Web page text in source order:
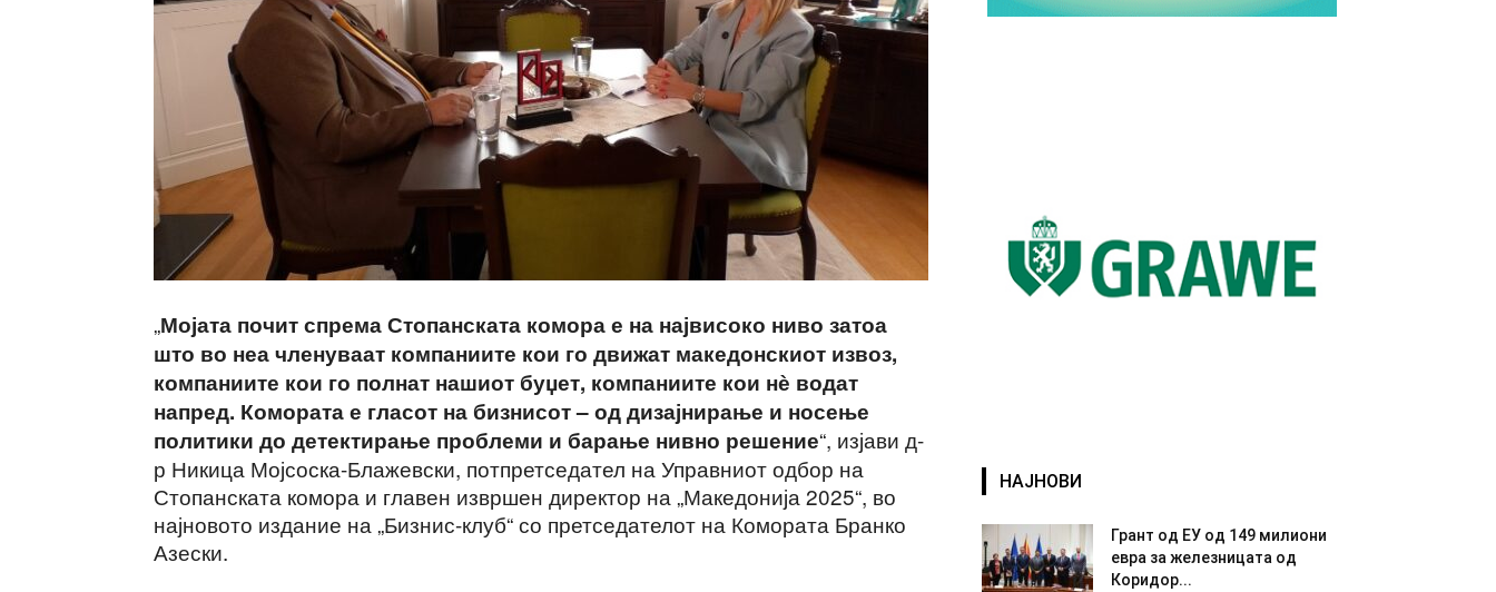
„Мојата почит спрема Стопанската комора е на највисоко ниво затоа
што во неа членуваат компаниите кои го движат македонскиот извоз,
компаниите кои го полнат нашиот буџет, компаниите кои нѐ водат
напред. Комората е гласот на бизнисот – од дизајнирање и носење
политики до детектирање проблеми и барање нивно решение“, изјави д-
р Никица Мојсоска-Блажевски, потпретседател на Управниот одбор на
Стопанската комора и главен извршен директор на „Македонија 2025“, во
најновото издание на „Бизнис-клуб“ со претседателот на Комората Бранко
Азески.
НАЈНОВИ
Грант од ЕУ од 149 милиони
евра за железницата од
Коридор...